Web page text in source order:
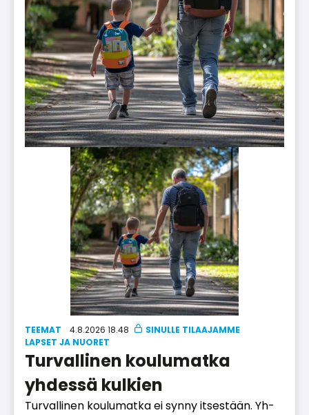
TEEMAT
4.8.2026 18.48
LAP­SET JA NUO­RET
Turvallinen koulumatka
yhdessä kulkien
Tur­val­li­nen kou­lu­mat­ka ei syn­ny it­ses­tään. Yh­